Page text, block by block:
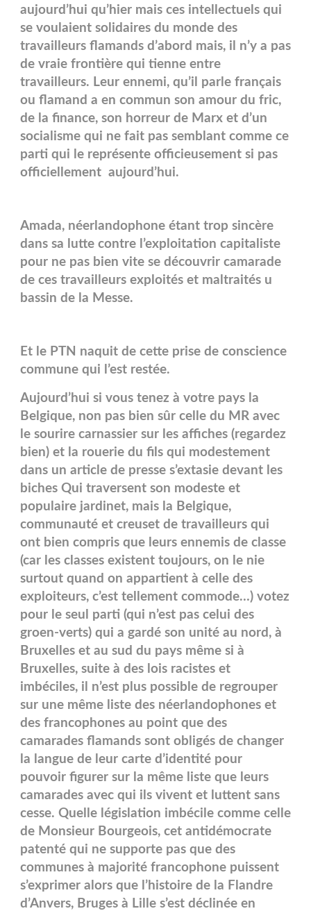
aujourd’hui qu’hier mais ces intellectuels qui
se voulaient solidaires du monde des
travailleurs flamands d’abord mais, il n’y a pas
de vraie frontière qui tienne entre
travailleurs. Leur ennemi, qu’il parle français
ou flamand a en commun son amour du fric,
de la finance, son horreur de Marx et d’un
socialisme qui ne fait pas semblant comme ce
parti qui le représente officieusement si pas
officiellement aujourd’hui.
Amada, néerlandophone étant trop sincère
dans sa lutte contre l’exploitation capitaliste
pour ne pas bien vite se découvrir camarade
de ces travailleurs exploités et maltraités u
bassin de la Messe.
Et le PTN naquit de cette prise de conscience
commune qui l’est restée.
Aujourd’hui si vous tenez à votre pays la
Belgique, non pas bien sûr celle du MR avec
le sourire carnassier sur les affiches (regardez
bien) et la rouerie du fils qui modestement
dans un article de presse s’extasie devant les
biches Qui traversent son modeste et
populaire jardinet, mais la Belgique,
communauté et creuset de travailleurs qui
ont bien compris que leurs ennemis de classe
(car les classes existent toujours, on le nie
surtout quand on appartient à celle des
exploiteurs, c’est tellement commode…) votez
pour le seul parti (qui n’est pas celui des
groen-verts) qui a gardé son unité au nord, à
Bruxelles et au sud du pays même si à
Bruxelles, suite à des lois racistes et
imbéciles, il n’est plus possible de regrouper
sur une même liste des néerlandophones et
des francophones au point que des
camarades flamands sont obligés de changer
la langue de leur carte d’identité pour
pouvoir figurer sur la même liste que leurs
camarades avec qui ils vivent et luttent sans
cesse. Quelle législation imbécile comme celle
de Monsieur Bourgeois, cet antidémocrate
patenté qui ne supporte pas que des
communes à majorité francophone puissent
s’exprimer alors que l’histoire de la Flandre
d’Anvers, Bruges à Lille s’est déclinée en